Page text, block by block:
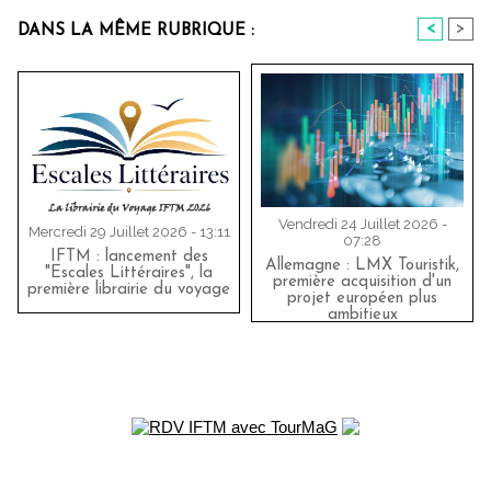
DANS LA MÊME RUBRIQUE : < >
Mercredi 29 Juillet 2026 - 13:11
IFTM : lancement des
"Escales Littéraires", la
première librairie du voyage
Vendredi 24 Juillet 2026 -
07:28
Allemagne : LMX Touristik,
première acquisition d'un
projet européen plus
ambitieux